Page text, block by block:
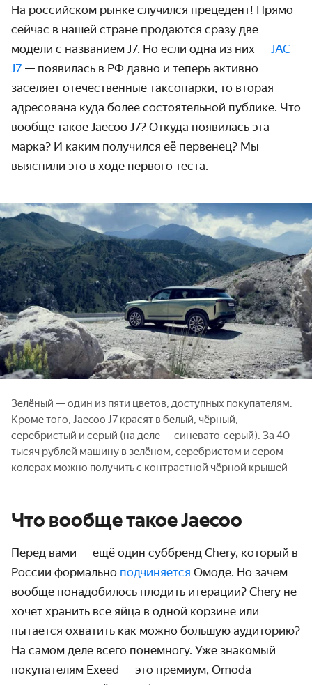
На российском рынке случился прецедент! Прямо
сейчас в нашей стране продаются сразу две
модели с названием J7. Но если одна из них — JAC
J7 — появилась в РФ давно и теперь активно
заселяет отечественные таксопарки, то вторая
адресована куда более состоятельной публике. Что
вообще такое Jaecoo J7? Откуда появилась эта
марка? И каким получился её первенец? Мы
выяснили это в ходе первого теста.
Зелёный — один из пяти цветов, доступных покупателям.
Кроме того, Jaecoo J7 красят в белый, чёрный,
серебристый и серый (на деле — синевато-серый). За 40
тысяч рублей машину в зелёном, серебристом и сером
колерах можно получить с контрастной чёрной крышей
Что вообще такое Jaecoo
Перед вами — ещё один суббренд Chery, который в
России формально подчиняется Омоде. Но зачем
вообще понадобилось плодить итерации? Chery не
хочет хранить все яйца в одной корзине или
пытается охватить как можно большую аудиторию?
На самом деле всего понемногу. Уже знакомый
покупателям Exeed — это премиум, Omoda